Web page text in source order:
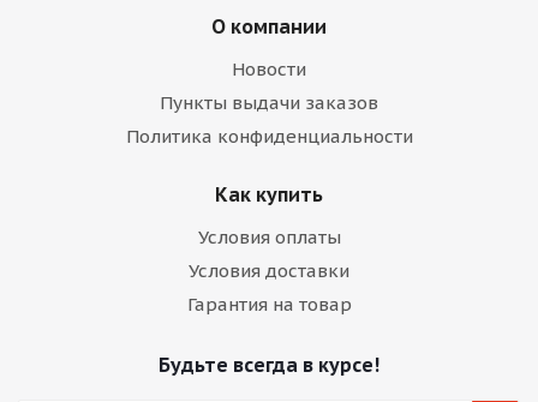
О компании
Новости
Пункты выдачи заказов
Политика конфиденциальности
Как купить
Условия оплаты
Условия доставки
Гарантия на товар
Будьте всегда в курсе!